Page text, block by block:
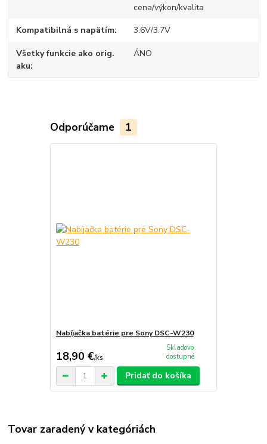
cena/výkon/kvalita
Kompatibilná s napätím 3.6V/3.7V
Všetky funkcie ako orig.
aku
ÁNO
Odporúčame 1
Nabíjačka batérie pre Sony DSC-W230
18,90 €/ks
Skladovo
dostupné
Pridať do košíka
Tovar zaradený v kategóriách